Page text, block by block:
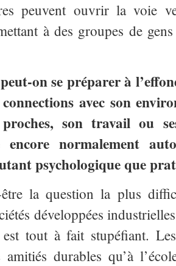
peuvent ouvrir la voie
à des groupes de
on se préparer à
avec son
proches, son travail ou
encore normalement
psychologique que
être la question la plus
développées
tout à fait stupéfiant.
durables qu’à